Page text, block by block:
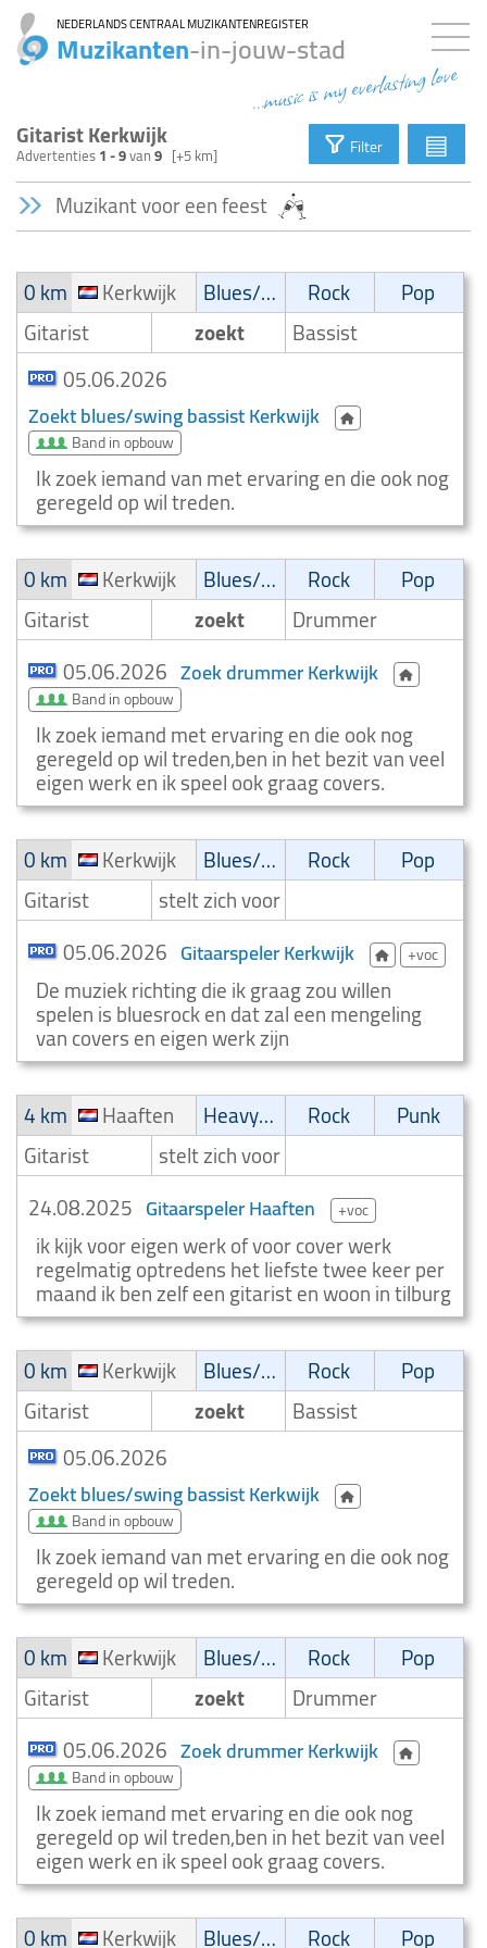
NEDERLANDS CENTRAAL MUZIKANTENREGISTER
Muzikanten-in-jouw-stad
...music is my everlasting love
Gitarist Kerkwijk
Advertenties1 - 9van9 [+5 km] Filter ▤
Muzikant voor een feest
0 km Kerkwijk Blues/Swing Rock
Pop
Gitarist
zoekt
Bassist
05.06.2026
Zoekt blues/swing bassist Kerkwijk
Band in opbouw
Ik zoek iemand van met ervaring en die ook nog
geregeld op wil treden.
0 km
Kerkwijk Blues/Swing Rock
Pop
Gitarist
zoekt
Drummer
05.06.2026 Zoek drummer Kerkwijk
Band in opbouw
Ik zoek iemand met ervaring en die ook nog
geregeld op wil treden,ben in het bezit van veel
eigen werk en ik speel ook graag covers.
0 km
Kerkwijk Blues/Swing Rock
Pop
Gitarist
stelt zich voor
05.06.2026 Gitaarspeler Kerkwijk +voc
De muziek richting die ik graag zou willen
spelen is bluesrock en dat zal een mengeling
van covers en eigen werk zijn
4 km
Haaften Heavy-metal Rock
Punk
Gitarist
stelt zich voor
24.08.2025 Gitaarspeler Haaften +voc
ik kijk voor eigen werk of voor cover werk
regelmatig optredens het liefste twee keer per
maand ik ben zelf een gitarist en woon in tilburg
0 km
Kerkwijk Blues/Swing Rock
Pop
Gitarist
zoekt
Bassist
05.06.2026
Zoekt blues/swing bassist Kerkwijk
Band in opbouw
Ik zoek iemand van met ervaring en die ook nog
geregeld op wil treden.
0 km
Kerkwijk Blues/Swing Rock
Pop
Gitarist
zoekt
Drummer
05.06.2026 Zoek drummer Kerkwijk
Band in opbouw
Ik zoek iemand met ervaring en die ook nog
geregeld op wil treden,ben in het bezit van veel
eigen werk en ik speel ook graag covers.
0 km
Kerkwijk Blues/Swing Rock Pop